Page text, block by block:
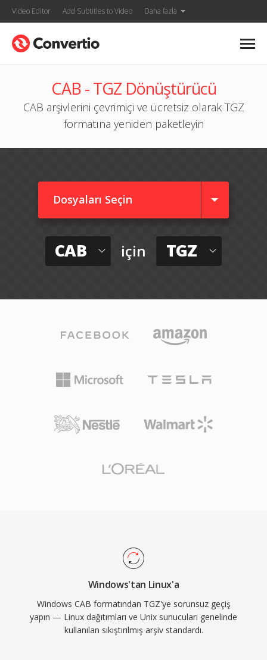
Video Editor Add Subtitles to Video Daha fazla
CAB - TGZ Dönüştürücü
CAB arşivlerini çevrimiçi ve ücretsiz olarak TGZ
formatına yeniden paketleyin
Dosyaları Seçin
CAB için TGZ
Windows'tan Linux'a
Windows CAB formatından TGZ'ye sorunsuz geçiş
yapın — Linux dağıtımları ve Unix sunucuları genelinde
kullanılan sıkıştırılmış arşiv standardı.